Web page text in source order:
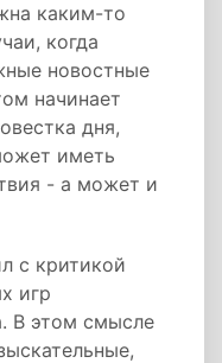
каким-то
когда
новостные
начинает
дня,
иметь
- а может и
с критикой
игр
В этом смысле